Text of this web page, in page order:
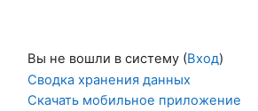
Вы не вошли в систему (Вход)
Сводка хранения данных
Скачать мобильное приложение